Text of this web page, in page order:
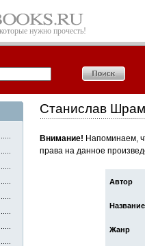
нужно прочесть!
Станислав
Внимание! Напоминаем,
права на данное
Автор
Название
Жанр